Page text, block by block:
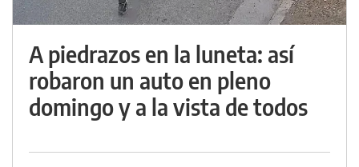
A piedrazos en la luneta: así
robaron un auto en pleno
domingo y a la vista de todos